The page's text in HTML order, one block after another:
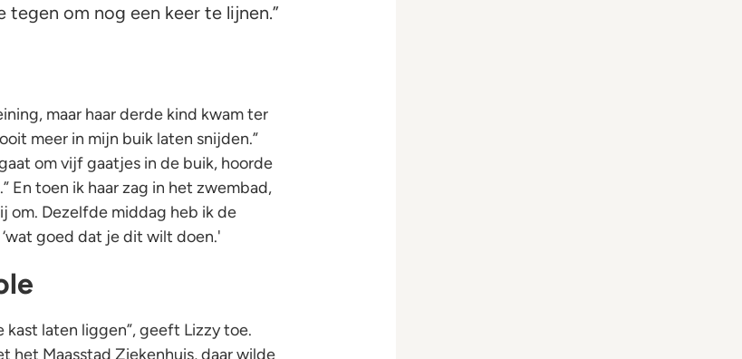
om nog een keer te lijnen.”
maar haar derde kind kwam ter
meer in mijn buik laten snijden.”
om vijf gaatjes in de buik, hoorde
En toen ik haar zag in het zwembad,
om. Dezelfde middag heb ik de
goed dat je dit wilt doen.'
kast laten liggen”, geeft Lizzy toe.
het Maasstad Ziekenhuis, daar wilde